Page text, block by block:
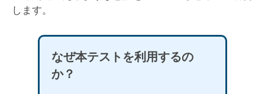
します。
なぜ本テストを利用するの
か？